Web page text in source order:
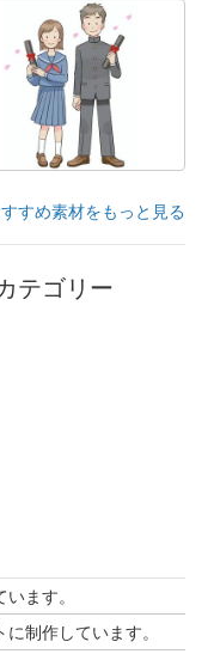
すめ素材をもっと見る
テゴリー
ます。
制作しています。